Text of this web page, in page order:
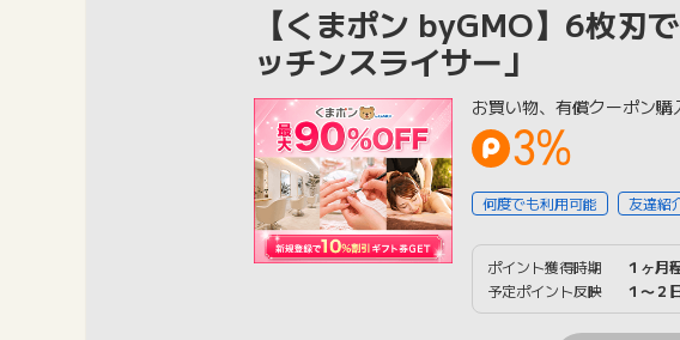
【くまポン byGMO】6枚刃
ッチンスライサー」
お買い物、有償クーポン購
3%
何度でも利用可能 友達紹
ポイント獲得時期
１ヶ月
予定ポイント反映
１〜２